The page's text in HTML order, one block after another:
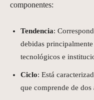
componentes:
Tendencia:
debidas
tecnológicos e
Ciclo: Está
que comprende de dos